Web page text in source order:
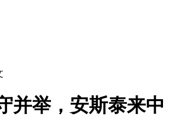
并举，安斯泰来中